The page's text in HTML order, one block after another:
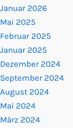
Januar 2026
Mai 2025
Februar 2025
Januar 2025
Dezember 2024
September 2024
August 2024
Mai 2024
März 2024